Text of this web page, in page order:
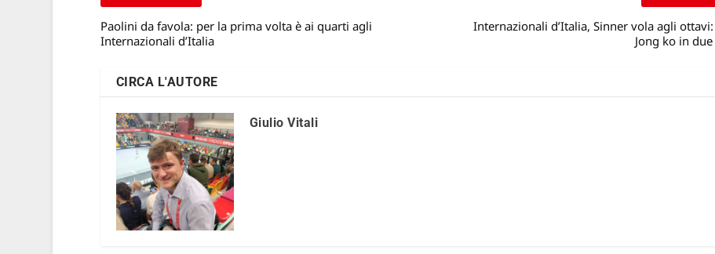
Paolini da favola: per la prima volta è ai quarti agli
Internazionali d’Italia
Internazionali d’Italia, Sinner vola agli
Jong ko in
CIRCA L'AUTORE
Giulio Vitali